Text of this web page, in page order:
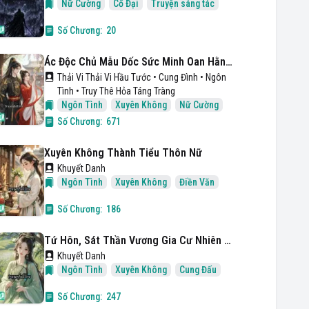
Nữ Cường Cổ Đại Truyện sáng tác
Số Chương: 20
Ác Độc Chủ Mẫu Dốc Sức Minh Oan Hằng Ngày
Thải Vi Thải Vi Hầu Tước • Cung Đình • Ngôn
Tình • Truy Thê Hỏa Táng Tràng
Ngôn Tình
Xuyên Không
Nữ Cường
Số Chương: 671
Xuyên Không Thành Tiểu Thôn Nữ
Khuyết Danh
Ngôn Tình
Xuyên Không Điền Văn
Số Chương: 186
Tứ Hôn, Sát Thần Vương Gia Cư Nhiên Là Tuyệt Thế Mỹ Nam
Khuyết Danh
Ngôn Tình
Xuyên Không Cung Đấu
Số Chương: 247